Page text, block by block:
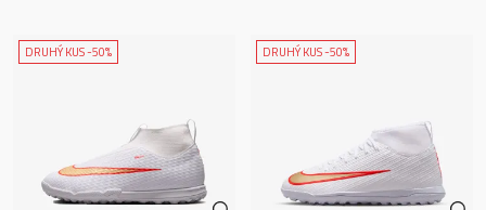
DRUHÝ KUS -50% DRUHÝ KUS -50%